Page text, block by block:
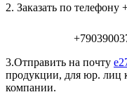
2. Заказать по
3.Отправить на почту
продукции, для юр. лиц
компании.